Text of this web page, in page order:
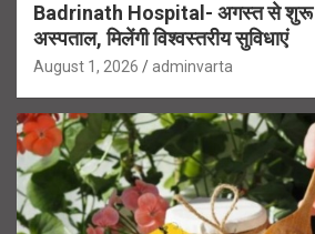
Badrinath Hospital- अगस्त से शुरू
अस्पताल, मिलेंगी विश्वस्तरीय सुविधाएं
August 1, 2026 adminvarta